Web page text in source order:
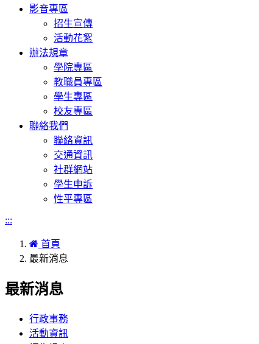
影音專區
招生宣傳
活動花絮
辦法規章
學院專區
教職員專區
學生專區
校友專區
聯絡我們
聯絡資訊
交通資訊
社群網站
學生申訴
性平專區
:::
首頁
最新消息
最新消息
行政事務
活動資訊